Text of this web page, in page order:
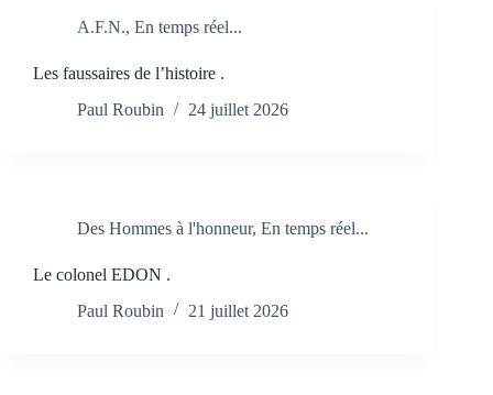
A.F.N., En temps réel...
Les faussaires de l’histoire .
Paul Roubin
24 juillet 2026
Des Hommes à l'honneur, En temps réel...
Le colonel EDON .
Paul Roubin
21 juillet 2026